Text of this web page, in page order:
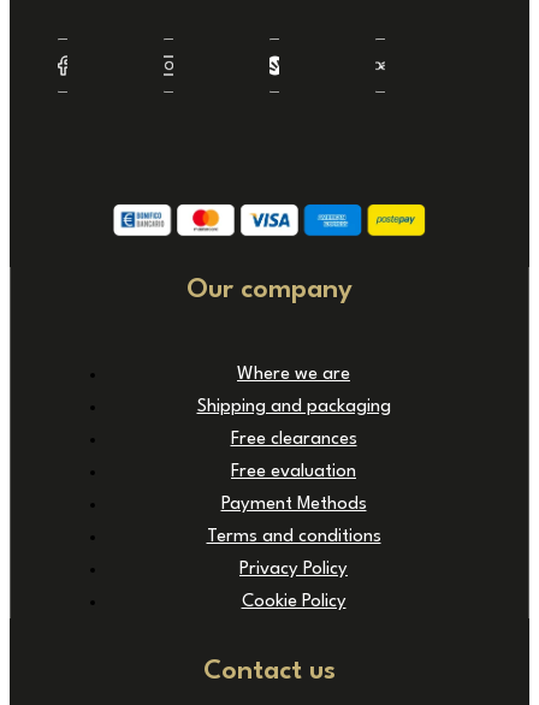
Our company
Where we are
Shipping and packaging
Free clearances
Free evaluation
Payment Methods
Terms and conditions
Privacy Policy
Cookie Policy
Contact us